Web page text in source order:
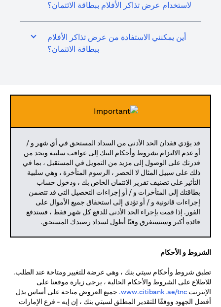
لاستخدام عرض تذاكر الأفلام ببطاقة الائتمان؟
أين يمكنني الاستفادة من عرض تذاكر الأفلام
ببطاقة الائتمان؟
قد يؤدي فقدان الحد الأدنى من السداد المستحق في أي شهر و /
أو عدم الالتزام بشروط وأحكام البنك إلى عواقب سلبية ويحد من
قدرتك على الوصول إلى مزيد من التمويل في المستقبل ، بما في
ذلك على سبيل المثال لا الحصر ، الرسوم المتأخرة ، وهي سلبية
التأثير على تصنيف تقرير الائتمان الخاص بك ، ودخول حساب
بطاقتك إلى المتأخرات و / أو إجراءات التحصيل التي قد تتضمن
إجراءات قانونية و / أو تؤدي إلى استحقاق جميع الأموال على
الفور. إذا قمت بإجراء الحد الأدنى للدفع كل شهر فقط ، فستدفع
فائدة أكبر وستستغرق وقتًا أطول لسداد رصيدك المستحق.
الشروط و الأحكام
تطبق شروط وأحكام سيتي بنك ، وهي عرضة للتغيير ومتاحة عند الطلب.
للاطلاع على الشروط والأحكام الحالية ، يرجى زيارة موقعنا على
الإنترنت www.citibank.ae/tnc.
opens in a new tab
جميع العروض متاحة على أساس بذل
أفضل الجهود ووفقًا للتقدير المطلق لسيتي بنك ، إن إيه - فرع الإمارات